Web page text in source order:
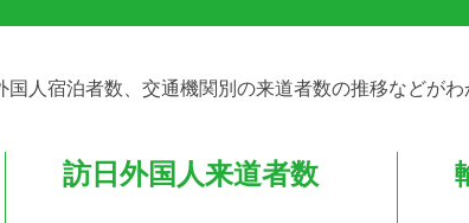
人宿泊者数、交通機関別の来道者数の推移などが
訪日外国人来道者数